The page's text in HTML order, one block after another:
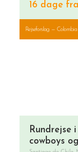
16 dage
Rejseforslag — Colombia
Rundrejse
cowboys